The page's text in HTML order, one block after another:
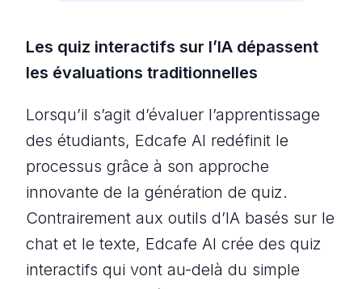
Les quiz interactifs sur l’IA dépassent
les évaluations traditionnelles
Lorsqu’il s’agit d’évaluer l’apprentissage
des étudiants, Edcafe AI redéfinit le
processus grâce à son approche
innovante de la génération de quiz.
Contrairement aux outils d’IA basés sur le
chat et le texte, Edcafe AI crée des quiz
interactifs qui vont au-delà du simple